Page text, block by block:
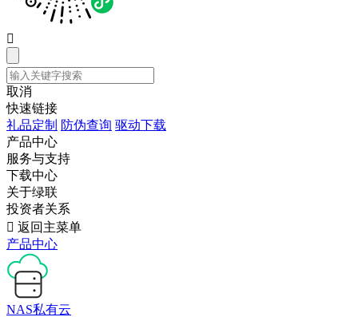

取消
快速链接
礼品定制 防伪查询 驱动下载
产品中心
服务与支持
下载中心
关于绿联
投资者关系
 返回主菜单
产品中心
NAS私有云